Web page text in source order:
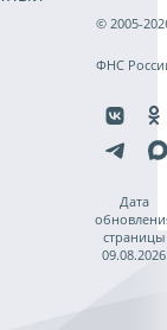
© 2005-
ФНС
Дата
страницы
09.08.2026